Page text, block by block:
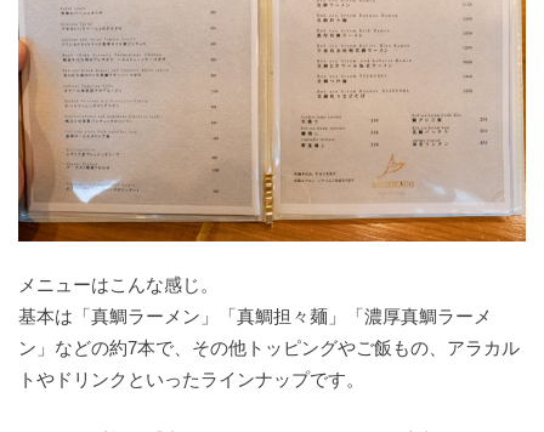
メニューはこんな感じ。
基本は「真鯛ラーメン」「真鯛担々麺」「濃厚真鯛ラーメ
ン」などの約7本で、その他トッピングやご飯もの、アラカル
トやドリンクといったラインナップです。